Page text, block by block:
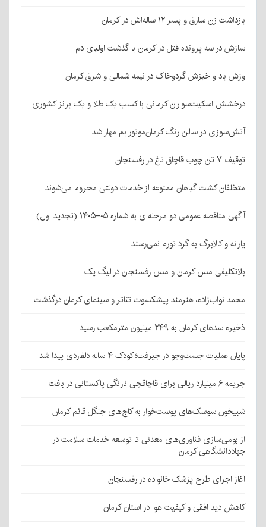
بازداشت زن سارق و پسر ۱۲ ساله‌اش در کرمان
سازش در سه پرونده قتل در کرمان با گذشت اولیای دم
وزش باد و خیزش گردوخاک در نیمه شمالی و شرق کرمان
درخشش اسکیت‌سواران کرمانی با کسب یک طلا و یک برنز کشوری
آتش‌سوزی در سالن رنگ کرمان‌موتور بم مهار شد
توقیف ۷ تن چوب قاچاق تاغ در رفسنجان
متخلفان کشت گیاهان ممنوعه از خدمات دولتی محروم می‌شوند
آگهی مناقصه عمومی دو مرحله‌ای به شماره ۰۵-۱۴۰۵ (تجدید اول)
یارانه و کالابرگ به گرد تورم نمی‌رسند
بلاتکلیفی مس کرمان و مس رفسنجان در لیگ یک
محمد نواب‌زاده، هنرمند پیشکسوت تئاتر و سینمای کرمان درگذشت
ذخیره سدهای کرمان به ۲۴۹ میلیون مترمکعب رسید
پایان عملیات جست‌وجو در جیرفت؛ کودک ۴ ساله دلفاردی پیدا شد
جریمه ۶ میلیارد ریالی برای قاچاقچی نارنگی پاکستانی در بافت
شبیخون سوسک‌های پوست‌خوار به کاج‌های جنگل قائم کرمان
از بومی‌سازی فناوری‌های معدنی تا توسعه خدمات سلامت در
جهاددانشگاهی کرمان
آغاز اجرای طرح پزشک خانواده در رفسنجان
کاهش دید افقی و کیفیت هوا در استان کرمان